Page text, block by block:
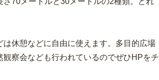
休憩などに自由に使えます。多目的広場
察会なども行われているのでぜひHPをチ